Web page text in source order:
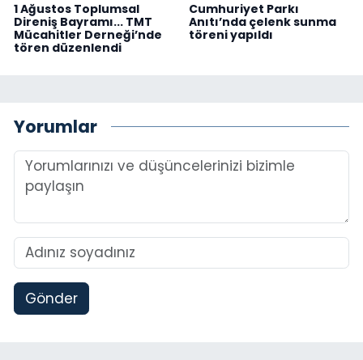
1 Ağustos Toplumsal
Direniş Bayramı... TMT
Mücahitler Derneği’nde
tören düzenlendi
Cumhuriyet Parkı
Anıtı’nda çelenk sunma
töreni yapıldı
Yorumlar
Gönder